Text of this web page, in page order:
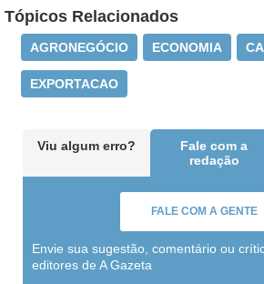
Tópicos Relacionados
AGRONEGÓCIO ECONOMIA
EXPORTACAO
Viu algum erro?
Fale com a
redação
FALE COM A GENTE
Envie sua sugestão, comentário ou
editores de A Gazeta